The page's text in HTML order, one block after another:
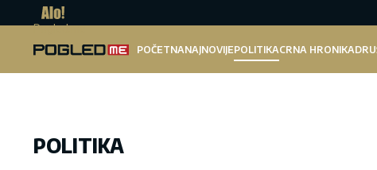
Pogled.me
POČETNANAJNOVIJEPOLITIKACRNA HRONIKA
POLITIKA